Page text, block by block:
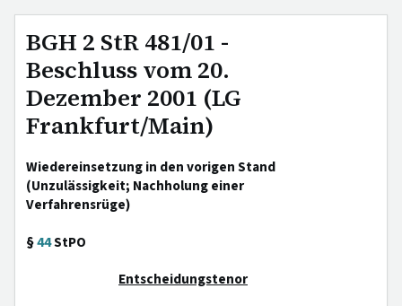
BGH 2 StR 481/01 -
Beschluss vom 20.
Dezember 2001 (LG
Frankfurt/Main)
Wiedereinsetzung in den vorigen Stand
(Unzulässigkeit; Nachholung einer
Verfahrensrüge)
§44StPO
Entscheidungstenor